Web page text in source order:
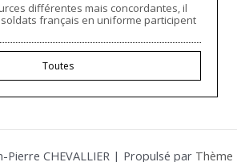
différentes mais concordantes, il
français en uniforme participent
Toutes
Pierre CHEVALLIER | Propulsé par Thème